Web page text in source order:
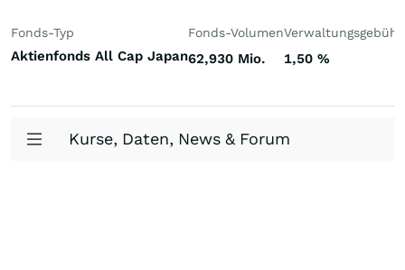
Fonds-Typ
Aktienfonds All Cap Japan
Fonds-Volumen
62,930 Mio.
Verwaltungsgebühr
1,50 %
Kurse, Daten, News & Forum